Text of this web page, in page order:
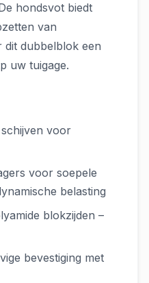
hondsvot biedt
van
dit dubbelblok een
uw tuigage.
voor
voor soepele
belasting
blokzijden –
bevestiging met